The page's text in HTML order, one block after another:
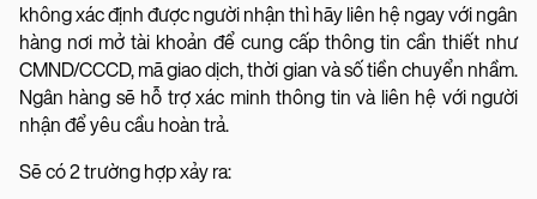
không xác định được người nhận thì hãy liên hệ ngay với ngân
hàng nơi mở tài khoản để cung cấp thông tin cần thiết như
CMND/CCCD, mã giao dịch, thời gian và số tiền chuyển nhầm.
Ngân hàng sẽ hỗ trợ xác minh thông tin và liên hệ với người
nhận để yêu cầu hoàn trả.
Sẽ có 2 trường hợp xảy ra: